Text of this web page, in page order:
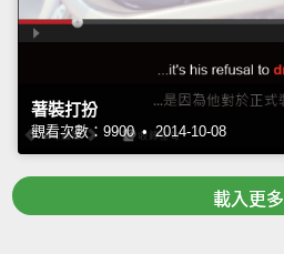
著裝打扮
觀看次數：9900 • 2014-10-08
載入更多